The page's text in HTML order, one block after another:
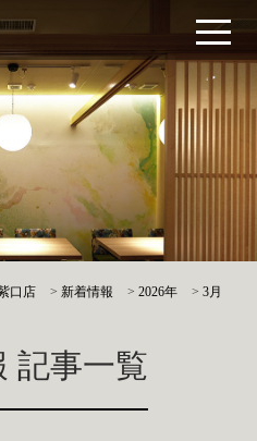
口店 >新着情報 >2026年 >3月
記事一覧